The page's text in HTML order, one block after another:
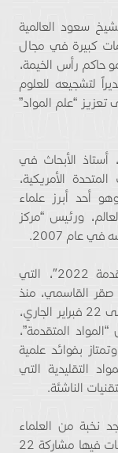
سعود العالمية
كبيرة في مجال
حاكم رأس الخيمة،
لتشجيعه للعلوم
تعزيز “علم المواد”
أستاذ الأبحاث في
الأمريكية،
أحد أبرز علماء
ورئيس “مركز
عام 2007.
وتهدف “ورشة العمل الدولية للمواد المتقدمة 2022″، التي
القاسمي، منذ
عدة أعوام، والتي تعقد في الفترة من 20 إلى 22 فبراير الجاري،
المتقدمة”،
بفوائد علمية
التقليدية التي
الناشئة.
نخبة من العلماء
والمختصين، ويشمل جدول المحاضرات والجلسات فيها مشاركة 22